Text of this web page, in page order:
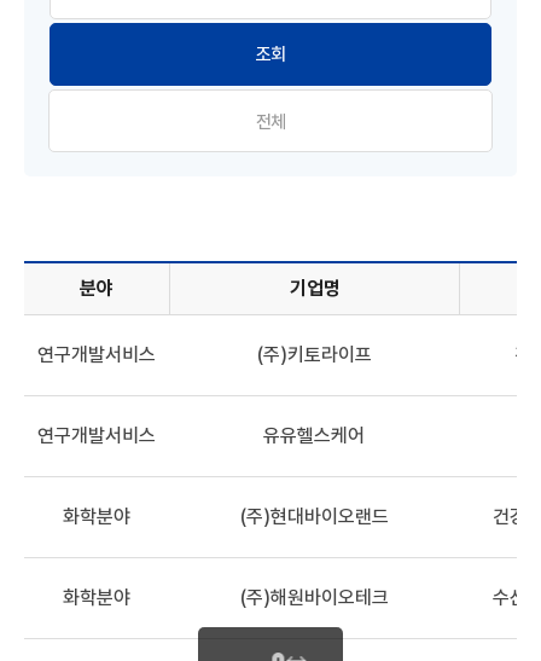
전체
기업정보목록 - 분야, 기업명, 산업분류, 해양바이오 관련 기술,
분야 기업명
연구개발서비스 (주)키토라이프 건
연구개발서비스 유유헬스케어
화학분야 (주)현대바이오랜드 건강
화학분야 (주)해원바이오테크 수산